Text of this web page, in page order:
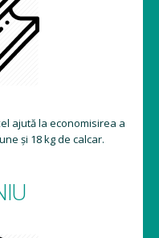
ajută la economisirea a
și 18 kg de calcar.